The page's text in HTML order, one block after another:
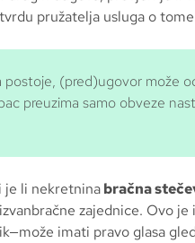
pružatelja usluga o
postoje, (pred)ugovor može
preuzima samo obveze
je li nekretninabračna
zajednice. Ovo
imati pravo glasa